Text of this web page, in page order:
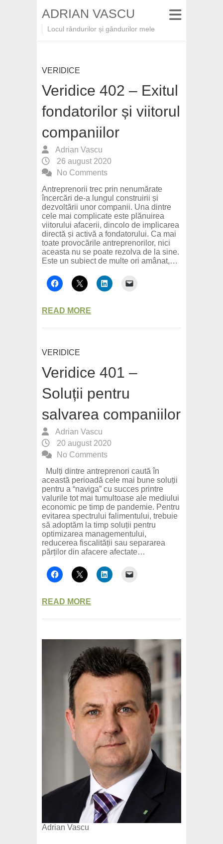
ADRIAN VASCU
Locul rândurilor și gândurilor mele
VERIDICE
Veridice 402 – Exitul
fondatorilor și viitorul
companiilor
Adrian Vascu
26 august 2020
No Comments
Antreprenorii trec prin nenumărate
încercări de-a lungul construirii și
dezvoltării unor companii. Una dintre
cele mai complicate este plănuirea
viitorului afacerii, dincolo de implicarea
directă și activă a fondatorului. Ca mai
toate provocările antreprenorilor, nici
aceasta nu se poate rezolva de la sine.
Este un subiect de multe ori amânat,…
READ MORE
VERIDICE
Veridice 401 –
Soluții pentru
salvarea companiilor
Adrian Vascu
20 august 2020
No Comments
Mulți dintre antreprenori caută în
această perioadă cele mai bune soluții
pentru a “naviga” cu succes printre
valurile tot mai tumultoase ale mediului
economic pe timp de pandemie. Pentru
evitarea spectrului falimentului, trebuie
să adoptăm la timp soluții pentru
optimizarea managementului,
reducerea fiscalității sau separarea
părților din afacere afectate…
READ MORE
Adrian Vascu